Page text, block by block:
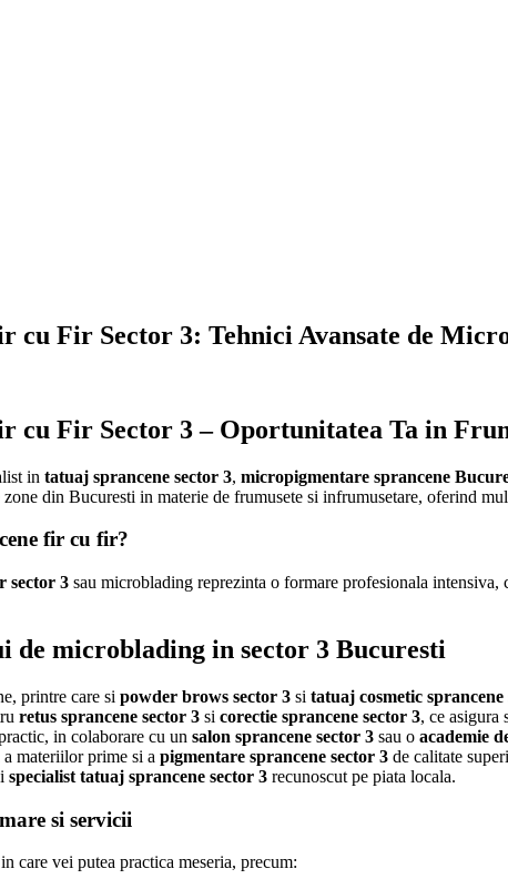
cu Fir Sector 3: Tehnici Avansate de
cu Fir Sector 3 – Oportunitatea Ta in
in tatuaj sprancene sector 3, micropigmentare sprancene
din Bucuresti in materie de frumusete si infrumusetare, oferind
fir cu fir?
sector 3 sau microblading reprezinta o formare profesionala intensiva,
de microblading in sector 3 Bucuresti
printre care si powder brows sector 3 si tatuaj cosmetic sprancene
retus sprancene sector 3 si corectie sprancene sector 3, ce asigura
in colaborare cu un salon sprancene sector 3 sau o academie
materiilor prime si a pigmentare sprancene sector 3 de calitate
specialist tatuaj sprancene sector 3 recunoscut pe piata locala.
si servicii
care vei putea practica meseria, precum: